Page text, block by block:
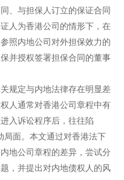
、与担保人订立的保证合同
人为香港公司的情形下，在
照内地公司对外担保效力的
并授权签署担保合同的董事
规定与内地法律存在明显差
人通常对香港公司章程中有
入诉讼程序后，往往陷
局面。本文通过对香港法下
地公司章程的差异，尝试分
，并提出对内地债权人的风